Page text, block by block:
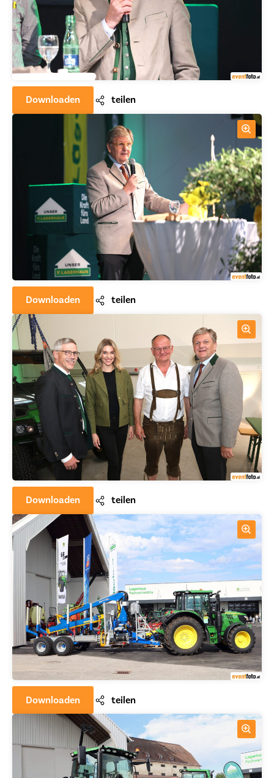
Downloaden teilen
Downloaden teilen
Downloaden teilen
Downloaden teilen